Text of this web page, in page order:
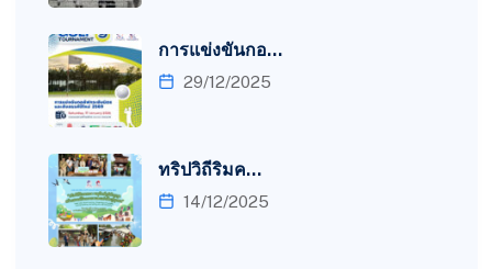
การแข่งขันกอ…
29/12/2025
ทริปวิถีริมค…
14/12/2025